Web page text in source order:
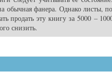
обычная фанера. Однако листы,
продать эту книгу за 5000 –
снизить.